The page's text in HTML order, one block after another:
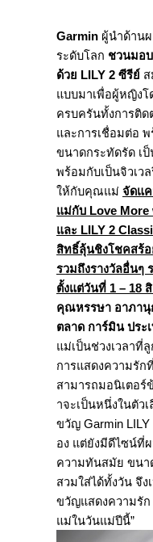
Garmin ผู้นำด้าน
ระดับโลก ชวนมอ
ด้วย LILY 2 ซีรีย์
แบบมาเพื่อผู้หญิง
ครบครันทั้งการติ
และการเชื่อมต่อ
ขนาดกระทัดรัด เ
พร้อมกับเป็นจิวเว
ให้กับคุณแม่ จัดแ
แม่กับ Love
และ LILY 2
สิทธิ์ลุ้นชิงโชคสร้
รวมถึงรางวัลอื่นๆ
ตั้งแต่วันที่ 1 – 18
คุณหรรษา อาภานุ
ตลาด การ์มิน ประ
แม่เป็นช่วงเวลาที่ลู
การแสดงความรัก
สามารถมอนิเตอร์
าจะเป็นหนึ่งในตัว
ขวัญ Garmin
อง แต่ยังมีดีไซน์ที่
ความทันสมัย ขนา
สวมใส่ได้ทั้งวัน จึง
ขวัญแสดงความรั
แม่ในวันแม่ปีนี้”